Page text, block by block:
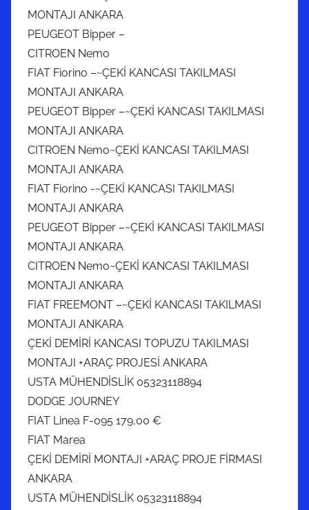
MONTAJI ANKARA
PEUGEOT Bipper –
CITROEN Nemo
FIAT Fiorino –~ÇEKİ KANCASI TAKILMASI
MONTAJI ANKARA
PEUGEOT Bipper –~ÇEKİ KANCASI TAKILMASI
MONTAJI ANKARA
CITROEN Nemo~ÇEKİ KANCASI TAKILMASI
MONTAJI ANKARA
FIAT Fiorino -~ÇEKİ KANCASI TAKILMASI
MONTAJI ANKARA
PEUGEOT Bipper –~ÇEKİ KANCASI TAKILMASI
MONTAJI ANKARA
CITROEN Nemo~ÇEKİ KANCASI TAKILMASI
MONTAJI ANKARA
FIAT FREEMONT –~ÇEKİ KANCASI TAKILMASI
MONTAJI ANKARA
ÇEKİ DEMİRİ KANCASI TOPUZU TAKILMASI
MONTAJI +ARAÇ PROJESİ ANKARA
USTA MÜHENDİSLİK 05323118894
DODGE JOURNEY
FIAT Linea F-095 179,00 €
FIAT Marea
ÇEKİ DEMİRİ MONTAJI +ARAÇ PROJE FİRMASI
ANKARA
USTA MÜHENDİSLİK 05323118894